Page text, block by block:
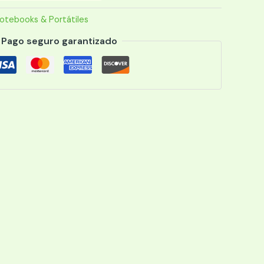
& Portátiles
Pago seguro garantizado